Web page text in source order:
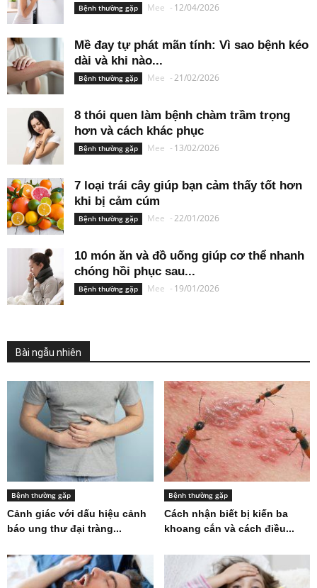
Bệnh thường gặp Mee - 12/04/2026
Mề đay tự phát mãn tính: Vì sao bệnh kéo
dài và khi nào...
Bệnh thường gặp Mee -21/02/2026
8 thói quen làm bệnh chàm trầm trọng
hơn và cách khác phục
Bệnh thường gặp Mee - 13/02/2026
7 loại trái cây giúp bạn cảm thấy tốt hơn
khi bị cảm cúm
Bệnh thường gặp Mee -22/01/2026
10 món ăn và đồ uống giúp cơ thể nhanh
chóng hồi phục sau...
Bệnh thường gặp Mee - 19/01/2026
Bài ngẫu nhiên
Bệnh thường gặp
Cảnh giác với dấu hiệu cảnh
báo ung thư đại tràng...
Bệnh thường gặp
Cách nhận biết bị kiến ba
khoang cắn và cách điều...